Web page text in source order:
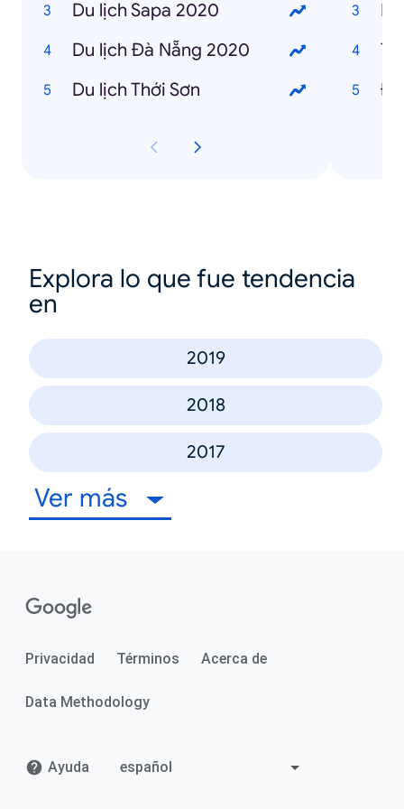
Du lịch Sapa 2020
Du lịch Đà Nẵng 2020
Du lịch Thới Sơn
Explora lo que fue tendencia
en
2019
2018
2017
Ver más
Privacidad Términos Acerca de
Data Methodology
Ayuda